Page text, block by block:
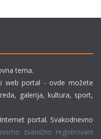
tema.
web portal - ovde možete
galerija, kultura, sport,
portal. Svakodnevno
zvanično registrovani